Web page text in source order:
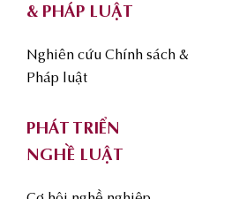
& PHÁP LUẬT
Nghiên cứu Chính sách &
Pháp luật
PHÁT TRIỂN
NGHỀ LUẬT